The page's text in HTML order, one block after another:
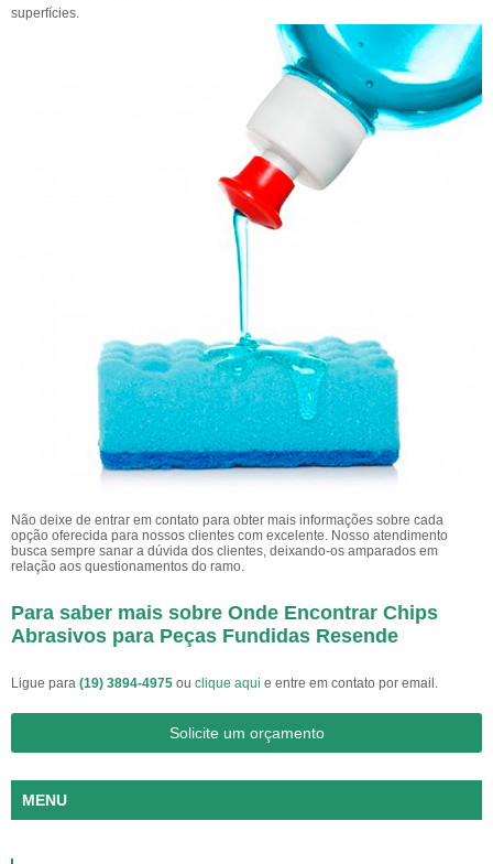
superfícies.
Não deixe de entrar em contato para obter mais informações sobre cada
opção oferecida para nossos clientes com excelente. Nosso atendimento
busca sempre sanar a dúvida dos clientes, deixando-os amparados em
relação aos questionamentos do ramo.
Para saber mais sobre Onde Encontrar Chips
Abrasivos para Peças Fundidas Resende
Ligue para (19) 3894-4975 ou clique aqui e entre em contato por email.
Solicite um orçamento
MENU